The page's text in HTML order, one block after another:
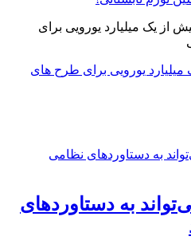
یورویی برای طرح های
به دستاوردهای